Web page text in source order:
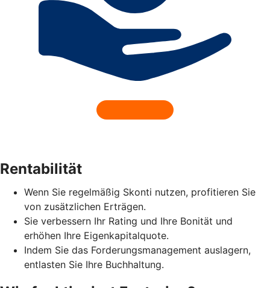
Rentabilität
Wenn Sie regelmäßig Skonti nutzen, profitieren Sie
von zusätzlichen Erträgen.
Sie verbessern Ihr Rating und Ihre Bonität und
erhöhen Ihre Eigenkapitalquote.
Indem Sie das Forderungsmanagement auslagern,
entlasten Sie Ihre Buchhaltung.